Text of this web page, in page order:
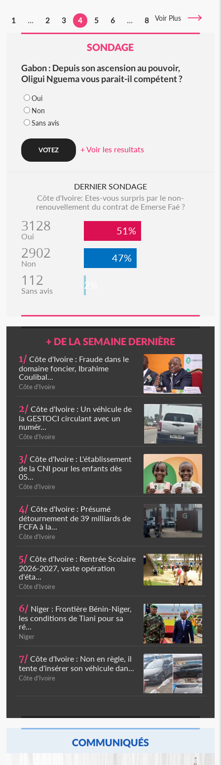
1 ... 2 3 4 5 6 ... 8 Voir Plus
SONDAGE
Gabon : Depuis son ascension au pouvoir,
Oligui Nguema vous parait-il compétent ?
Oui
Non
Sans avis
+ Voir les resultats
DERNIER SONDAGE
Côte d'Ivoire: Etes-vous surpris par le non-
renouvellement du contrat de Emerse Faé ?
3128
Oui 51%
2902
Non 47%
112
Sans avis 2%
+ DE LA SEMAINE DERNIÈRE
1/ Côte d'Ivoire : Fraude dans le
domaine foncier, Ibrahime
Coulibal...
Côte d'Ivoire
2/ Côte d'Ivoire : Un véhicule de
la GESTOCI circulant avec un
numér...
Côte d'Ivoire
3/ Côte d'Ivoire : L'établissement
de la CNI pour les enfants dès
05...
Côte d'Ivoire
4/ Côte d'Ivoire : Présumé
détournement de 39 milliards de
FCFA à la...
Côte d'Ivoire
5/ Côte d'Ivoire : Rentrée Scolaire
2026-2027, vaste opération
d'éta...
Côte d'Ivoire
6/ Niger : Frontière Bénin-Niger,
les conditions de Tiani pour sa
ré...
Niger
7/ Côte d'Ivoire : Non en règle, il
tente d'insérer son véhicule dan...
Côte d'Ivoire
COMMUNIQUÉS